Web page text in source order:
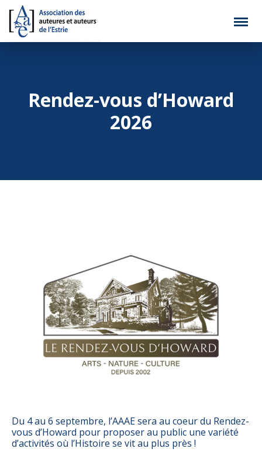
Rendez-vous d’Howard
2026
Du 4 au 6 septembre, l’AAAE sera au coeur du Rendez-
vous d’Howard pour proposer au public une variété
d’activités où l’Histoire se vit au plus près !